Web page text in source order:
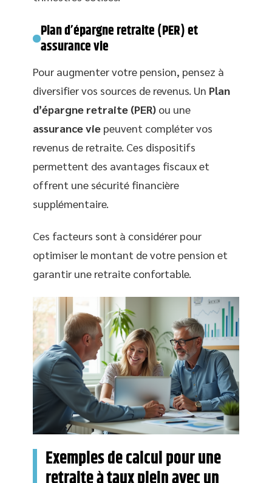
Plan d’épargne retraite (PER) et
assurance vie
Pour augmenter votre pension, pensez à
diversifier vos sources de revenus. Un Plan
d’épargne retraite (PER) ou une
assurance vie peuvent compléter vos
revenus de retraite. Ces dispositifs
permettent des avantages fiscaux et
offrent une sécurité financière
supplémentaire.
Ces facteurs sont à considérer pour
optimiser le montant de votre pension et
garantir une retraite confortable.
Exemples de calcul pour une